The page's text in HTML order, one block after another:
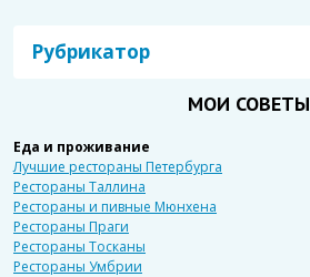
Рубрикатор
МОИ СОВЕТЫ
Еда и проживание
Лучшие рестораны Петербурга
Рестораны Таллина
Рестораны и пивные Мюнхена
Рестораны Праги
Рестораны Тосканы
Рестораны Умбрии